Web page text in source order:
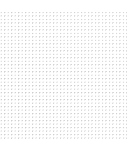
MAIL